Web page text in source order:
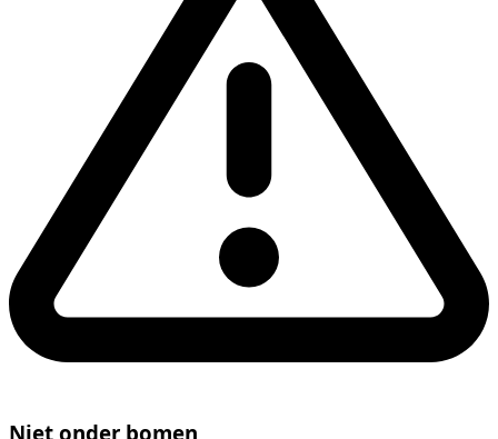
Niet onder bomen